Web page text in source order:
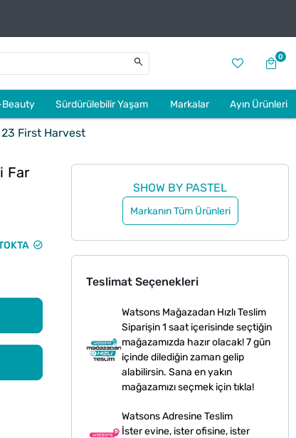
0
Beauty Sürdürülebilir Yaşam Markalar Ayın Ürünleri
First Harvest
Far
SHOW BY PASTEL
Markanın Tüm Ürünleri
Teslimat Seçenekleri
Watsons Mağazadan Hızlı Teslim
Siparişin 1 saat içerisinde seçtiğin
mağazamızda hazır olacak! 7 gün
içinde dilediğin zaman gelip
alabilirsin. Sana en yakın
mağazamızı seçmek için tıkla!
Watsons Adresine Teslim
İster evine, ister ofisine, ister